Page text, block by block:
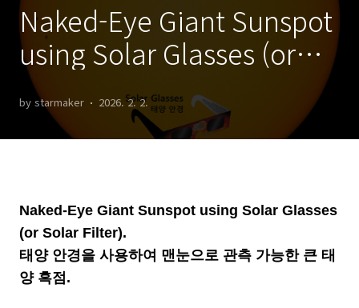
Naked-Eye Giant Sunspot
using Solar Glasses (or
Solar Filter) 태양 안경을 사
용하여 맨눈으로 관측 가능한
큰 태양 흑점
by starmaker 2026. 2. 2.
Naked-Eye Giant Sunspot using Solar Glasses
(or Solar Filter).
태양 안경을 사용하여 맨눈으로 관측 가능한 큰 태
양 흑점.